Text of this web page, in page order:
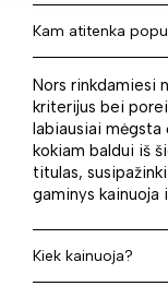
Kam atitenka
Nors rinkdamiesi
kriterijus bei
labiausiai
kokiam baldui iš
titulas,
gaminys kainuoja
Kiek kainuoja?